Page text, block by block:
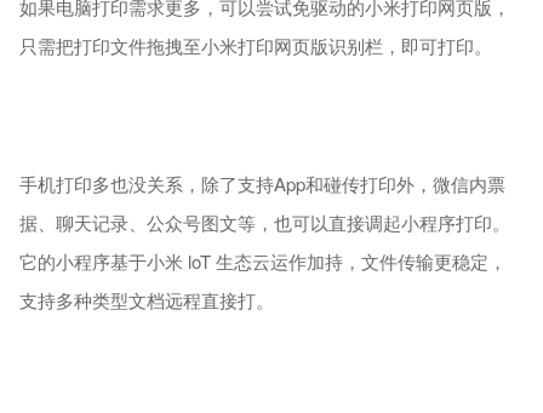
如果电脑打印需求更多，可以尝试免驱动的小米打印网页版，
只需把打印文件拖拽至小米打印网页版识别栏，即可打印。
手机打印多也没关系，除了支持App和碰传打印外，微信内票
据、聊天记录、公众号图文等，也可以直接调起小程序打印。
它的小程序基于小米 loT 生态云运作加持，文件传输更稳定，
支持多种类型文档远程直接打。